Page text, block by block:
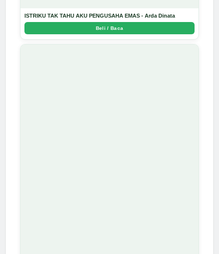
ISTRIKU TAK TAHU AKU PENGUSAHA EMAS - Arda Dinata
Beli / Baca